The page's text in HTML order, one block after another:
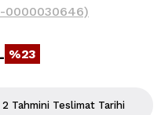
0000030646)
23
2 Tahmini Teslimat Tarihi